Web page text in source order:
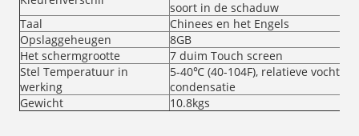
soort in de schaduw
Taal
Chinees en het Engels
Opslaggeheugen
8GB
Het schermgrootte
7 duim Touch screen
Stel Temperatuur in
werking
5-40℃ (40-104F), relatieve
condensatie
Gewicht
10.8kgs